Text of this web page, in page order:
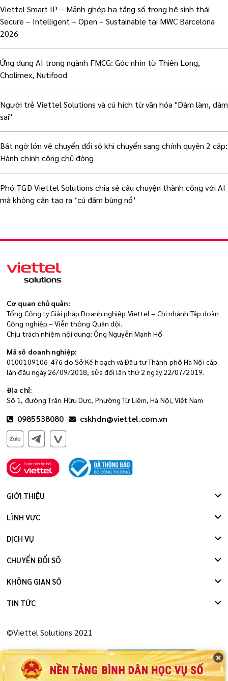
✕
Viettel Smart IP – Mảnh ghép hạ tầng số trong hệ sinh thái
Secure – Intelligent – Open – Sustainable tại MWC Barcelona
2026
Ứng dụng AI trong ngành FMCG: Góc nhìn từ Thiên Long,
Cholimex, Nutifood
Người trẻ Viettel Solutions và cú hích từ văn hóa "Dám làm, dám
sai"
Bất ngờ lớn về chuyển đổi số khi chuyển sang chính quyền 2 cấp:
Hành chính công chủ động
Phó TGĐ Viettel Solutions chia sẻ câu chuyện thành công với AI
mà không cần tạo ra ‘cú đấm bùng nổ’
Cơ quan chủ quản:
Tổng Công ty Giải pháp Doanh nghiệp Viettel – Chi nhánh Tập đoàn
Công nghiệp – Viễn thông Quân đội.
Chịu trách nhiệm nội dung: Ông Nguyễn Mạnh Hổ
Mã số doanh nghiệp:
0100109106-476 do Sở Kế hoạch và Đầu tư Thành phố Hà Nội cấp
lần đầu ngày 26/09/2018, sửa đổi lần thứ 2 ngày 22/07/2019.
Địa chỉ:
Số 1, đường Trần Hữu Dực, Phường Từ Liêm, Hà Nội, Việt Nam
0985538080 cskhdn@viettel.com.vn
GIỚI THIỆU
LĨNH VỰC
DỊCH VỤ
CHUYỂN ĐỔI SỐ
KHÔNG GIAN SỐ
TIN TỨC
©Viettel Solutions 2021